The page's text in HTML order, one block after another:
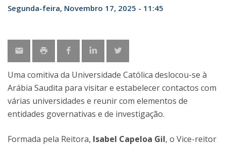
Segunda-feira, Novembro 17, 2025 - 11:45
Uma comitiva da Universidade Católica deslocou-se à
Arábia Saudita para visitar e estabelecer contactos com
várias universidades e reunir com elementos de
entidades governativas e de investigação.
Formada pela Reitora, Isabel Capeloa Gil, o Vice-reitor